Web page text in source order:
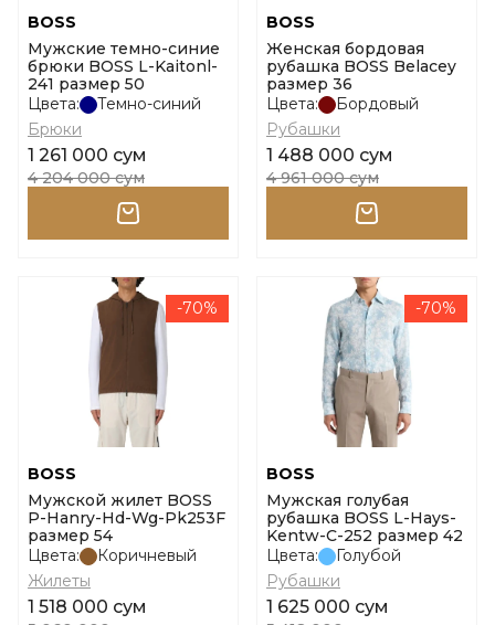
BOSS
Мужские темно-синие
брюки BOSS L-Kaitonl-
241 размер 50
Цвета:
Темно-синий
Брюки
1 261 000 сум
4 204 000 сум
BOSS
Женская бордовая
рубашка BOSS Belacey
размер 36
Цвета:
Бордовый
Рубашки
1 488 000 сум
4 961 000 сум
-70%
BOSS
Мужской жилет BOSS
P-Hanry-Hd-Wg-Pk253F
размер 54
Цвета:
Коричневый
Жилеты
1 518 000 сум
-70%
BOSS
Мужская голубая
рубашка BOSS L-Hays-
Kentw-C-252 размер 42
Цвета:
Голубой
Рубашки
1 625 000 сум